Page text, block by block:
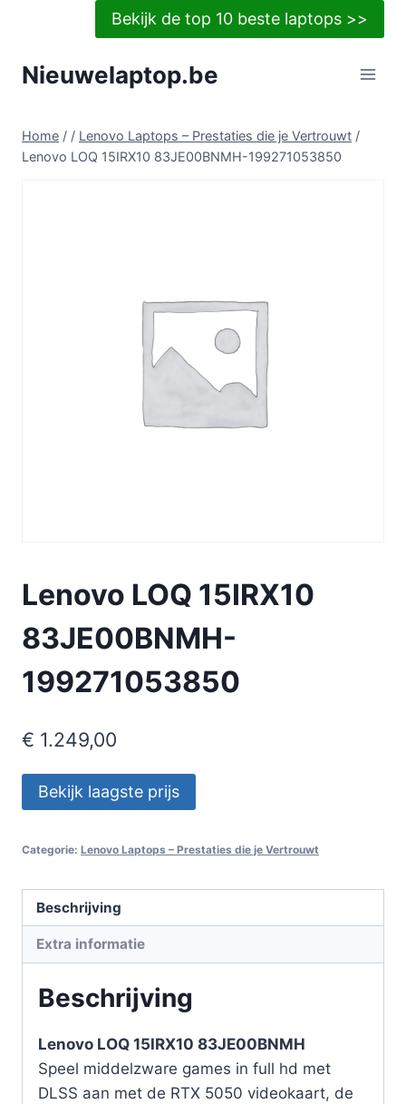
Bekijk de top 10 beste laptops >>
Nieuwelaptop.be
Home / / Lenovo Laptops – Prestaties die je Vertrouwt /
Lenovo LOQ 15IRX10 83JE00BNMH-199271053850
Lenovo LOQ 15IRX10
83JE00BNMH-
199271053850
€ 1.249,00
Bekijk laagste prijs
Categorie: Lenovo Laptops – Prestaties die je Vertrouwt
Beschrijving
Extra informatie
Beschrijving
Lenovo LOQ 15IRX10 83JE00BNMH
Speel middelzware games in full hd met
DLSS aan met de RTX 5050 videokaart, de